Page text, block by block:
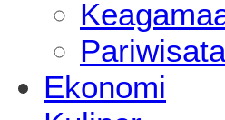
Pariwisata
Ekonomi